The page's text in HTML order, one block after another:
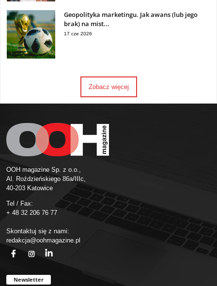
Geopolityka marketingu. Jak awans (lub jego
brak) na mist...
17 cze 2026
Zobacz więcej
OOH magazine Sp. z o.o.,
Al. Roździeńskiego 86a/IIIc,
40-203 Katowice
Tel / Fax:
+ 48 32 206 76 77
Skontaktuj się z nami:
redakcja@oohmagazine.pl
Newsletter